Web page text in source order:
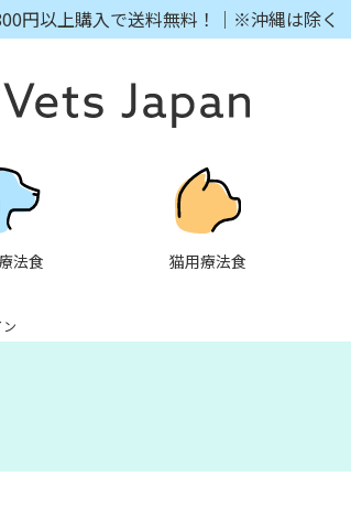
円以上購入で送料無料！｜※沖縄は除く
法食 猫用療法食